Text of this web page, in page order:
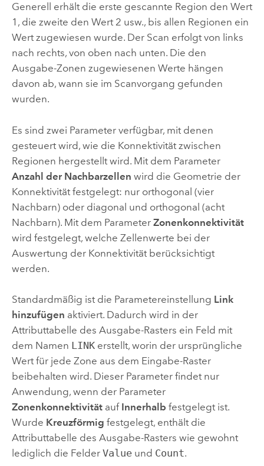
Generell erhält die erste gescannte Region den Wert
1, die zweite den Wert 2 usw., bis allen Regionen ein
Wert zugewiesen wurde. Der Scan erfolgt von links
nach rechts, von oben nach unten. Die den
Ausgabe-Zonen zugewiesenen Werte hängen
davon ab, wann sie im Scanvorgang gefunden
wurden.
Es sind zwei Parameter verfügbar, mit denen
gesteuert wird, wie die Konnektivität zwischen
Regionen hergestellt wird. Mit dem Parameter
Anzahl der Nachbarzellen wird die Geometrie der
Konnektivität festgelegt: nur orthogonal (vier
Nachbarn) oder diagonal und orthogonal (acht
Nachbarn). Mit dem Parameter Zonenkonnektivität
wird festgelegt, welche Zellenwerte bei der
Auswertung der Konnektivität berücksichtigt
werden.
Standardmäßig ist die Parametereinstellung Link
hinzufügen aktiviert. Dadurch wird in der
Attributtabelle des Ausgabe-Rasters ein Feld mit
dem Namen LINKerstellt, worin der ursprüngliche
Wert für jede Zone aus dem Eingabe-Raster
beibehalten wird. Dieser Parameter findet nur
Anwendung, wenn der Parameter
Zonenkonnektivitätauf Innerhalb festgelegt ist.
Wurde Kreuzförmig festgelegt, enthält die
Attributtabelle des Ausgabe-Rasters wie gewohnt
lediglich die Felder Valueund Count.